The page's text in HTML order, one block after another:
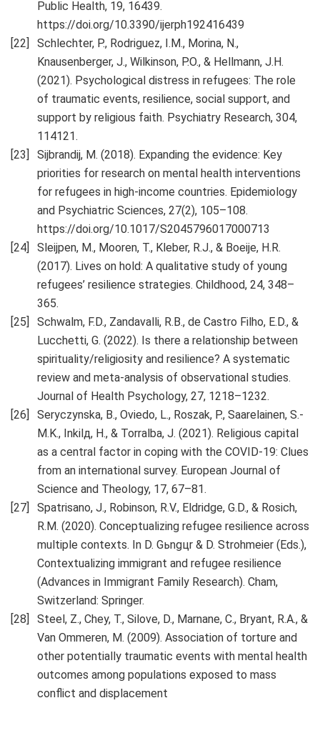
Public Health, 19, 16439.
https://doi.org/10.3390/ijerph192416439
Schlechter, P., Rodriguez, I.M., Morina, N.,
Knausenberger, J., Wilkinson, P.O., & Hellmann, J.H.
(2021). Psychological distress in refugees: The role
of traumatic events, resilience, social support, and
support by religious faith. Psychiatry Research, 304,
114121.
Sijbrandij, M. (2018). Expanding the evidence: Key
priorities for research on mental health interventions
for refugees in high-income countries. Epidemiology
and Psychiatric Sciences, 27(2), 105–108.
https://doi.org/10.1017/S2045796017000713
Sleijpen, M., Mooren, T., Kleber, R.J., & Boeije, H.R.
(2017). Lives on hold: A qualitative study of young
refugees’ resilience strategies. Childhood, 24, 348–
365.
Schwalm, F.D., Zandavalli, R.B., de Castro Filho, E.D., &
Lucchetti, G. (2022). Is there a relationship between
spirituality/religiosity and resilience? A systematic
review and meta-analysis of observational studies.
Journal of Health Psychology, 27, 1218–1232.
Seryczynska, B., Oviedo, L., Roszak, P., Saarelainen, S.-
M.K., Inkilд, H., & Torralba, J. (2021). Religious capital
as a central factor in coping with the COVID-19: Clues
from an international survey. European Journal of
Science and Theology, 17, 67–81.
Spatrisano, J., Robinson, R.V., Eldridge, G.D., & Rosich,
R.M. (2020). Conceptualizing refugee resilience across
multiple contexts. In D. Gьngцr & D. Strohmeier (Eds.),
Contextualizing immigrant and refugee resilience
(Advances in Immigrant Family Research). Cham,
Switzerland: Springer.
Steel, Z., Chey, T., Silove, D., Marnane, C., Bryant, R.A., &
Van Ommeren, M. (2009). Association of torture and
other potentially traumatic events with mental health
outcomes among populations exposed to mass
conflict and displacement